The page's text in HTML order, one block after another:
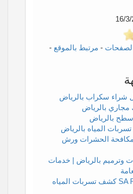
- مرتبط بالموقع -
شراء سكراب بالرياض
بالرياض
بالرياض
المياه بالرياض
الحشرات ورش
وترميم بالرياض | خدمات
شركة SA Repair كشف تسربات المياه